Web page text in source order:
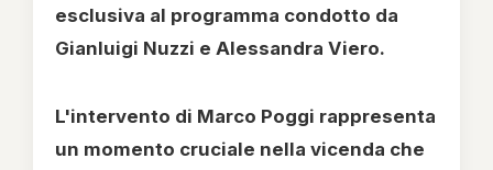
esclusiva al programma condotto da
Gianluigi Nuzzi e Alessandra Viero.
L'intervento di Marco Poggi rappresenta
un momento cruciale nella vicenda che